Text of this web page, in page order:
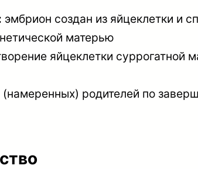
эмбрион создан из яйцеклетки и
матерью
яйцеклетки
родителей по